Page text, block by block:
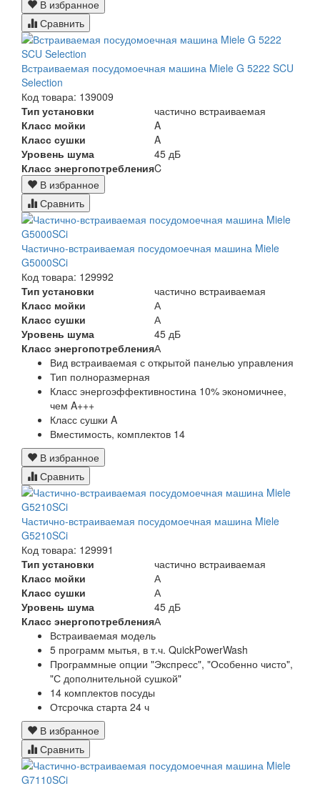
В избранное
Сравнить
Встраиваемая посудомоечная машина Miele G 5222 SCU
Selection
Код товара: 139009
Тип установки
частично встраиваемая
Класс мойки
A
Класс сушки
A
Уровень шума
45 дБ
Класс энергопотребленияC
В избранное
Сравнить
Частично-встраиваемая посудомоечная машина Miele
G5000SCi
Код товара: 129992
Тип установки
частично встраиваемая
Класс мойки
А
Класс сушки
А
Уровень шума
45 дБ
Класс энергопотребленияА
Вид встраиваемая с открытой панелью управления
Тип полноразмерная
Класс энергоэффективностина 10% экономичнее,
чем A+++
Класс сушки A
Вместимость, комплектов 14
В избранное
Сравнить
Частично-встраиваемая посудомоечная машина Miele
G5210SCi
Код товара: 129991
Тип установки
частично встраиваемая
Класс мойки
А
Класс сушки
А
Уровень шума
45 дБ
Класс энергопотребленияА
Встраиваемая модель
5 программ мытья, в т.ч. QuickPowerWash
Программные опции "Экспресс", "Особенно чисто",
"С дополнительной сушкой"
14 комплектов посуды
Отсрочка старта 24 ч
В избранное
Сравнить